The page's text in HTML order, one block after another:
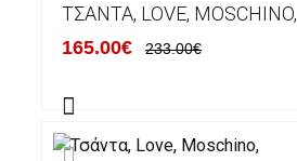
ΤΣΆΝΤΑ, LOVE, MOSCHINO,
165.00€ 233.00€